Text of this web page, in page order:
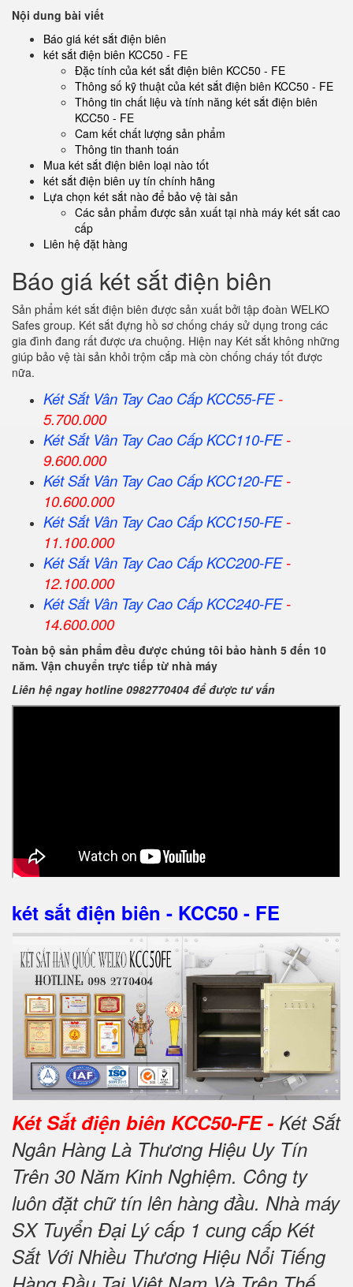
Nội dung bài viết
Báo giá két sắt điện biên
két sắt điện biên KCC50 - FE
Đặc tính của két sắt điện biên KCC50 - FE
Thông số kỹ thuật của két sắt điện biên KCC50 - FE
Thông tin chất liệu và tính năng két sắt điện biên
KCC50 - FE
Cam kết chất lượng sản phẩm
Thông tin thanh toán
Mua két sắt điện biên loại nào tốt
két sắt điện biên uy tín chính hãng
Lựa chọn két sắt nào để bảo vệ tài sản
Các sản phẩm được sản xuất tại nhà máy két sắt cao
cấp
Liên hệ đặt hàng
Báo giá két sắt điện biên
Sản phẩm két sắt điện biên được sản xuất bởi tập đoàn WELKO
Safes group. Két sắt đựng hồ sơ chống cháy sử dụng trong các
gia đình đang rất được ưa chuộng. Hiện nay Két sắt không những
giúp bảo vệ tài sản khỏi trộm cắp mà còn chống cháy tốt được
nữa.
Két Sắt Vân Tay Cao Cấp KCC55-FE-
5.700.000
Két Sắt Vân Tay Cao Cấp KCC110-FE-
9.600.000
Két Sắt Vân Tay Cao Cấp KCC120-FE-
10.600.000
Két Sắt Vân Tay Cao Cấp KCC150-FE-
11.100.000
Két Sắt Vân Tay Cao Cấp KCC200-FE-
12.100.000
Két Sắt Vân Tay Cao Cấp KCC240-FE-
14.600.000
Toàn bộ sản phẩm đều được chúng tôi bảo hành 5 đến 10
năm. Vận chuyển trực tiếp từ nhà máy
Liên hệ ngay hotline 0982770404 để được tư vấn
két sắt điện biên - KCC50 - FE
Két Sắt điện biên KCC50-FE - Két Sắt
Ngân Hàng Là Thương Hiệu Uy Tín
Trên 30 Năm Kinh Nghiệm. Công ty
luôn đặt chữ tín lên hàng đầu. Nhà máy
SX Tuyển Đại Lý cấp 1 cung cấp Két
Sắt Với Nhiều Thương Hiệu Nổi Tiếng